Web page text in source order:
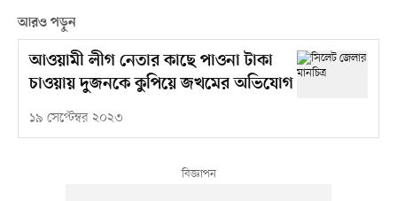
আরও পড়ুন
আওয়ামী লীগ নেতার কাছে পাওনা টাকা
চাওয়ায় দুজনকে কুপিয়ে জখমের অভিযোগ
১৯ সেপ্টেম্বর ২০২৩